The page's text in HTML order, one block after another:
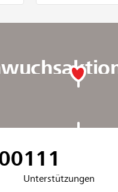
111
Unterstützungen